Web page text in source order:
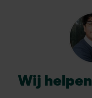
Wij helpen